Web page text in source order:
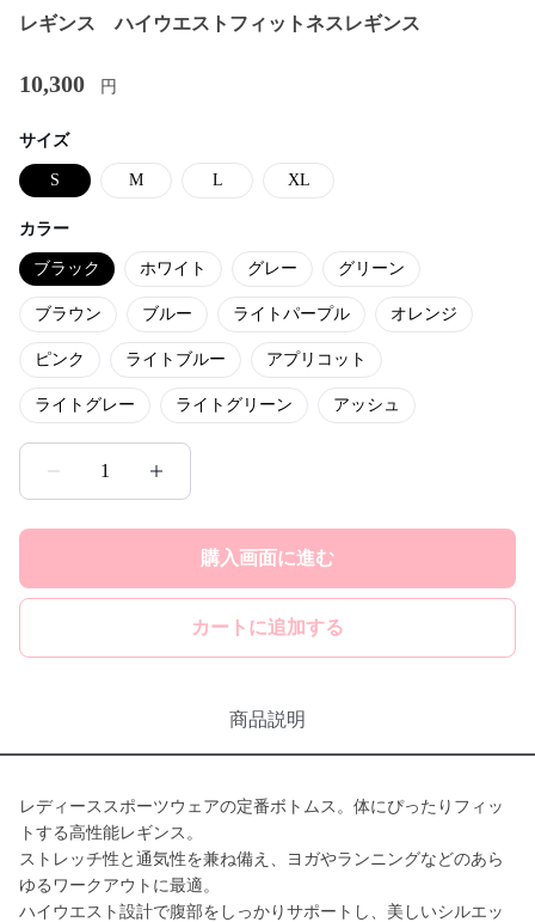
レギンス ハイウエストフィットネスレギンス
10,300 円
サイズ
S M L XL
カラー
ブラック ホワイト グレー グリーン
ブラウン ブルー ライトパープル オレンジ
ピンク ライトブルー アプリコット
ライトグレー ライトグリーン アッシュ
1
購入画面に進む
カートに追加する
商品説明
レディーススポーツウェアの定番ボトムス。体にぴったりフィッ
トする高性能レギンス。
ストレッチ性と通気性を兼ね備え、ヨガやランニングなどのあら
ゆるワークアウトに最適。
ハイウエスト設計で腹部をしっかりサポートし、美しいシルエッ